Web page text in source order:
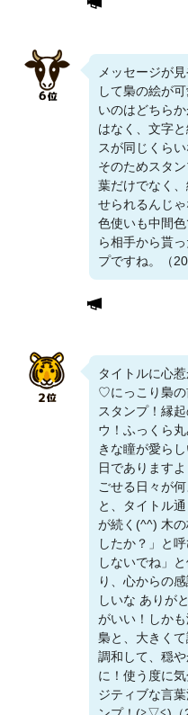
メッセージが
して梟の絵が
いのはどちら
はなく、文字
スが同じくらい
そのためスタ
葉だけでなく
せられるんじゃ
色使いも中間
ら相手から貰
プですね。（
タイトルに心
♡にっこり梟の
スタンプ！縁
ウ！ふっくら
きな瞳が愛ら
日であります
ごせる日々が何
と、タイトル
が続く(^^) 木
したか？」と
しないでね」
り、心からの
しいな ありが
がいい！しか
梟と、大きく
調和して、穏
に！使う度に
ジティブな言